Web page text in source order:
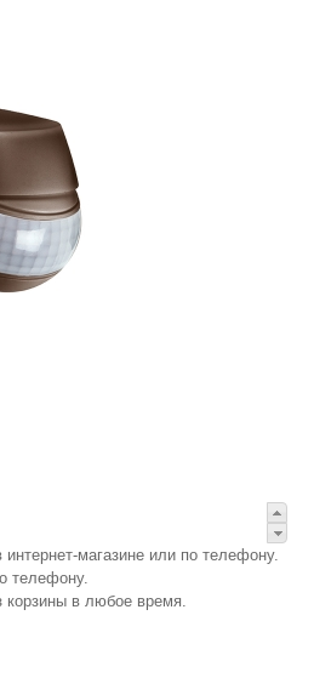
интернет-магазине или по телефону.
телефону.
корзины в любое время.